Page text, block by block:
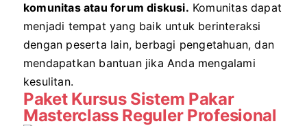
komunitas atau forum diskusi. Komunitas dapat
menjadi tempat yang baik untuk berinteraksi
dengan peserta lain, berbagi pengetahuan, dan
mendapatkan bantuan jika Anda mengalami
kesulitan.
Paket Kursus Sistem Pakar
Masterclass Reguler Profesional